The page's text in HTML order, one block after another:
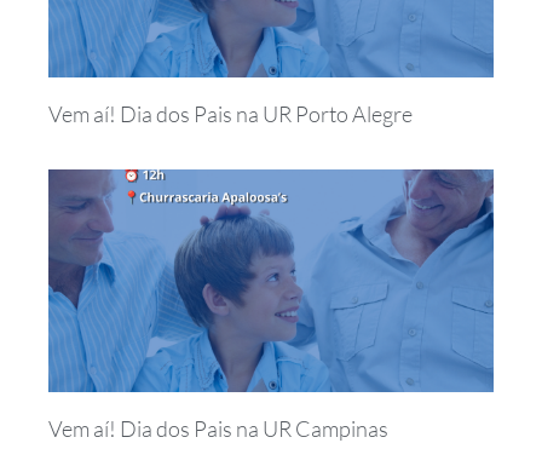
Vem aí! Dia dos Pais na UR Porto Alegre
Vem aí! Dia dos Pais na UR Campinas